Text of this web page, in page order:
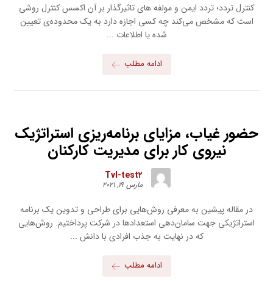
کنترل تردد؛ تردد ایمن و مولفه های تاثیرگذار بر آن اکسس کنترل روشی
است که مشخص می‌کند چه کسی اجازه دارد به یک محدوده‌ی تعیین
شده یا اطلاعات ...
ادامه مطلب
حضور غیاب، مزایای برنامه‌ریزی استراتژیک
نیروی کار برای مدیریت کارکنان
Tvl-test۲
مارس ۱۹, ۲۰۲۱
در مقاله پیشین به معرفی روش‌هایی برای طراحی و تدوین یک برنامه
استراتژیکی جهت سامان‌دهی استعدادها در شرکت پرداختیم. روش‌هایی
که در نهایت به جذب افرادی با دانش ...
ادامه مطلب